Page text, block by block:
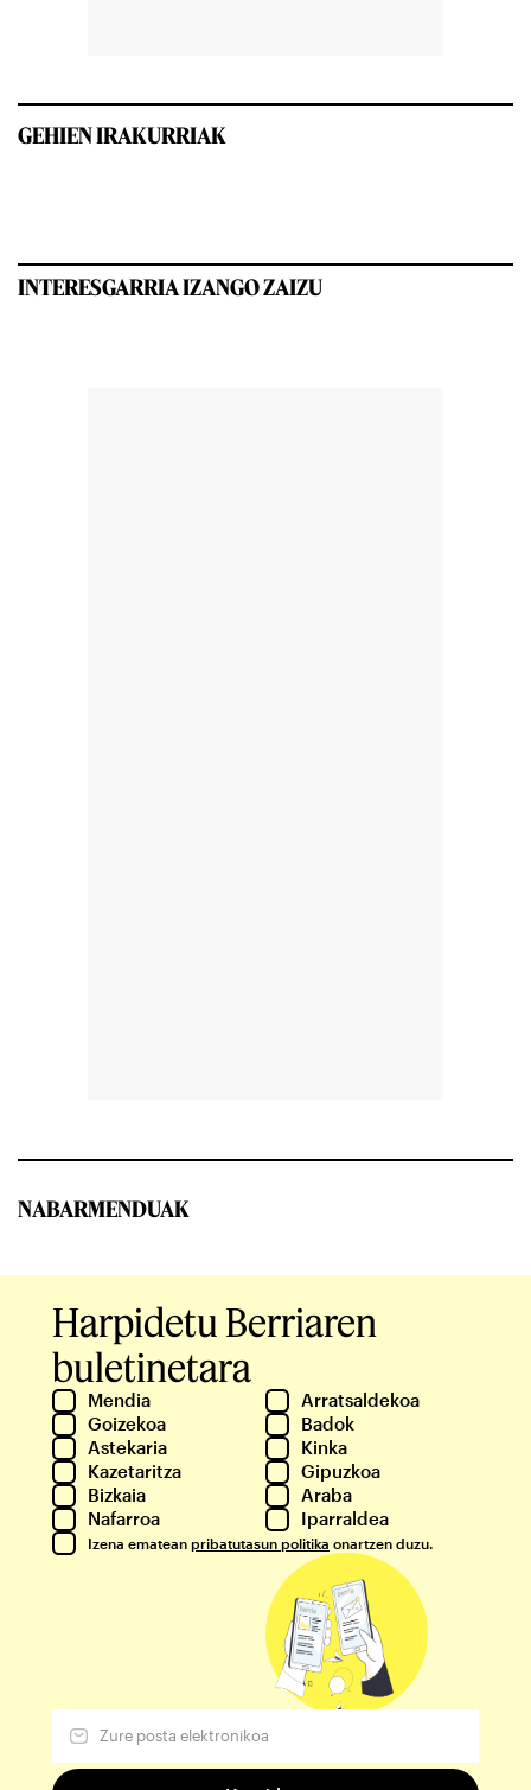
GEHIEN IRAKURRIAK
INTERESGARRIA IZANGO ZAIZU
NABARMENDUAK
Harpidetu Berriaren
buletinetara
Mendia
Arratsaldekoa
Goizekoa
Badok
Astekaria
Kinka
Kazetaritza
Gipuzkoa
Bizkaia
Araba
Nafarroa
Iparraldea
Izena ematean pribatutasun politika onartzen duzu.